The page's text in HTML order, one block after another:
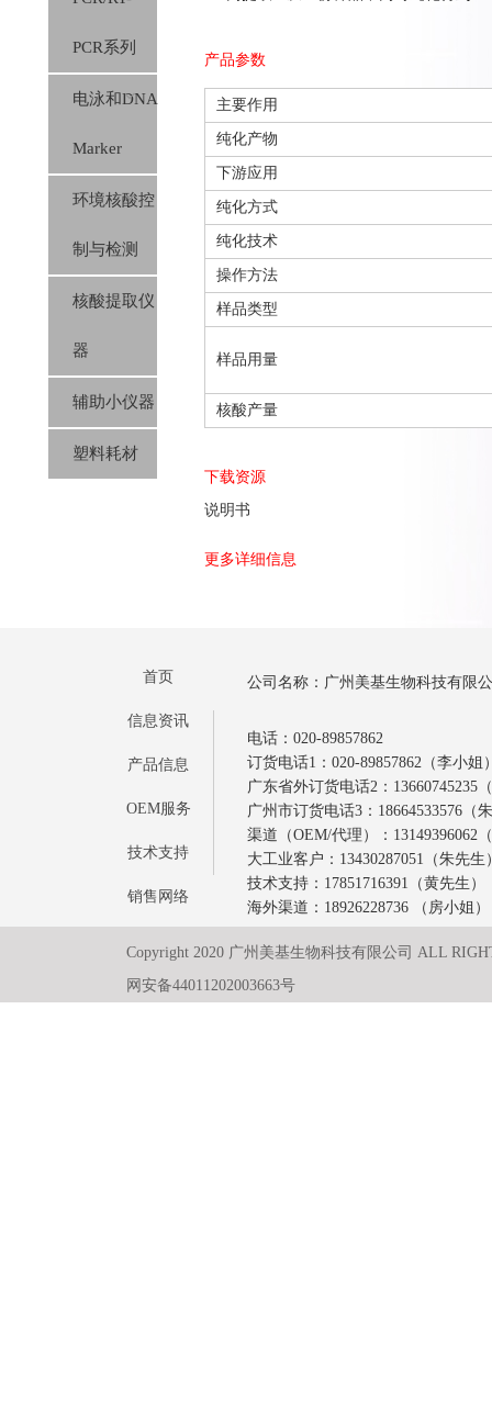
PCR系列
电泳和DNA
Marker
环境核酸控
制与检测
核酸提取仪
器
辅助小仪器
塑料耗材
产品参数
主要作用
纯化产物
下游应用
纯化方式
纯化技术
操作方法
样品类型
样品用量
核酸产量
下载资源
说明书
更多详细信息
首页
信息资讯
产品信息
OEM服务
技术支持
销售网络
公司名称：广州美基生物科技有限
电话：020-89857862
订货电话1：020-89857862（李小姐
广东省外订货电话2：13660745235
广州市订货电话3：18664533576（
渠道（OEM/代理）：13149396062
大工业客户：13430287051（朱先生
技术支持：17851716391（黄先生）
海外渠道：18926228736 （房小姐）
Copyright 2020 广州美基生物科技有限公司 ALL
网安备44011202003663号